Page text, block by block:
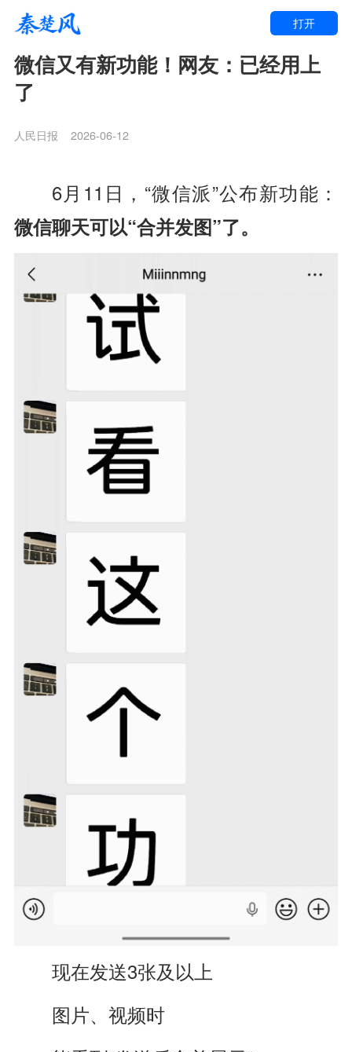
打开
微信又有新功能！网友：已经用上
了
人民日报 2026-06-12
6月11日， “微信派”公布新功能：
微信聊天可以“合并发图”了。
现在发送3张及以上
图片、视频时